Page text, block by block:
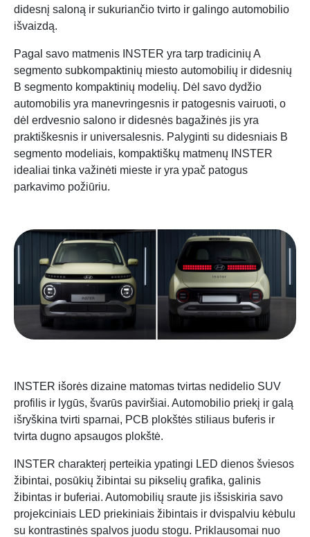
didesnį saloną ir sukuriančio tvirto ir galingo automobilio
išvaizdą.
Pagal savo matmenis INSTER yra tarp tradicinių A
segmento subkompaktinių miesto automobilių ir didesnių
B segmento kompaktinių modelių. Dėl savo dydžio
automobilis yra manevringesnis ir patogesnis vairuoti, o
dėl erdvesnio salono ir didesnės bagažinės jis yra
praktiškesnis ir universalesnis. Palyginti su didesniais B
segmento modeliais, kompaktiškų matmenų INSTER
idealiai tinka važinėti mieste ir yra ypač patogus
parkavimo požiūriu.
INSTER išorės dizaine matomas tvirtas nedidelio SUV
profilis ir lygūs, švarūs paviršiai. Automobilio priekį ir galą
išryškina tvirti sparnai, PCB plokštės stiliaus buferis ir
tvirta dugno apsaugos plokštė.
INSTER charakterį perteikia ypatingi LED dienos šviesos
žibintai, posūkių žibintai su pikselių grafika, galinis
žibintas ir buferiai. Automobilių sraute jis išsiskiria savo
projekciniais LED priekiniais žibintais ir dvispalviu kėbulu
su kontrastinės spalvos juodu stogu. Priklausomai nuo